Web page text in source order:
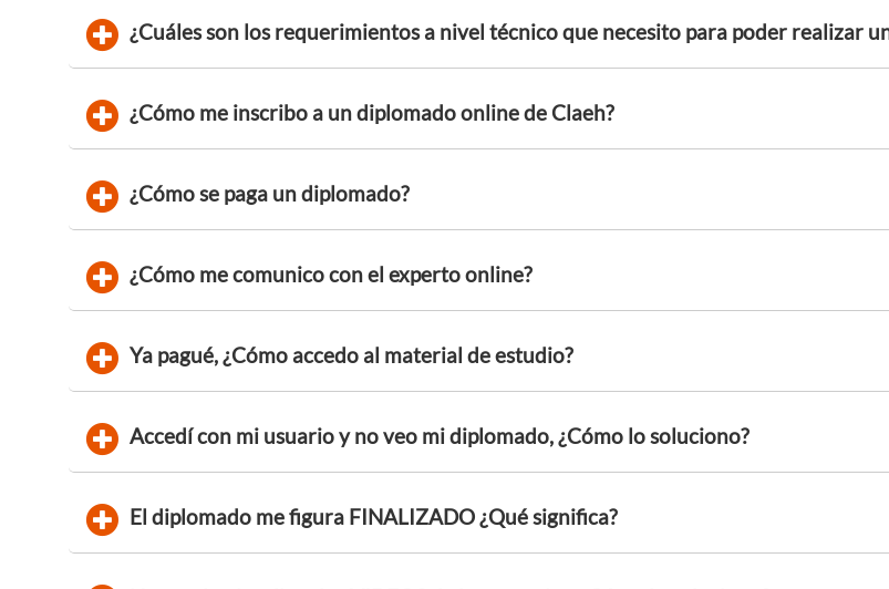
¿Cuáles son los requerimientos a nivel técnico que necesito para poder realizar
¿Cómo me inscribo a un diplomado online de Claeh?
¿Cómo se paga un diplomado?
¿Cómo me comunico con el experto online?
Ya pagué, ¿Cómo accedo al material de estudio?
Accedí con mi usuario y no veo mi diplomado, ¿Cómo lo soluciono?
El diplomado me figura FINALIZADO ¿Qué significa?